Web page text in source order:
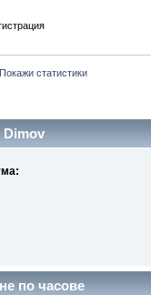
Покажи статистики
Dimov
по часове